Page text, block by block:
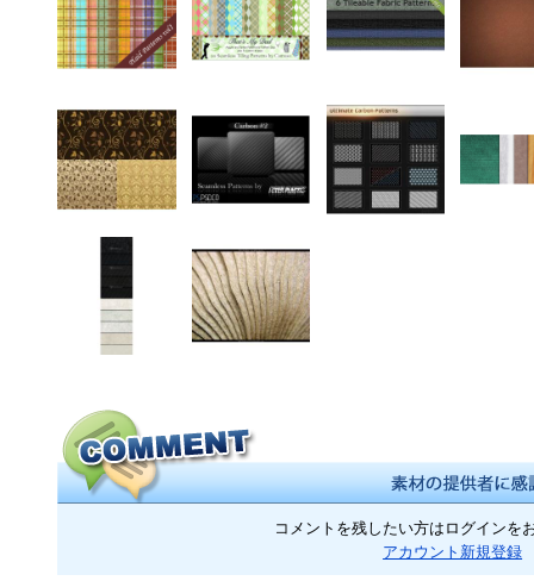
コメントを残したい方はログインを
アカウント新規登録